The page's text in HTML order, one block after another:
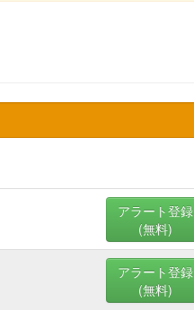
アラート登録
(無料)
アラート登録
(無料)